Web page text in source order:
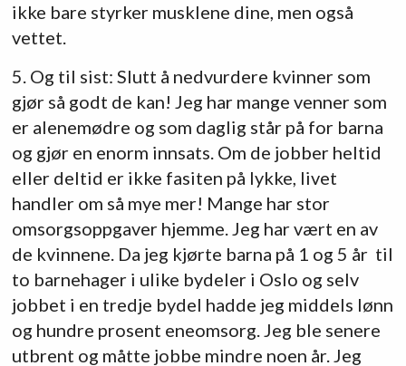
ikke bare styrker musklene dine, men også
vettet.
5. Og til sist: Slutt å nedvurdere kvinner som
gjør så godt de kan! Jeg har mange venner som
er alenemødre og som daglig står på for barna
og gjør en enorm innsats. Om de jobber heltid
eller deltid er ikke fasiten på lykke, livet
handler om så mye mer! Mange har stor
omsorgsoppgaver hjemme. Jeg har vært en av
de kvinnene. Da jeg kjørte barna på 1 og 5 år til
to barnehager i ulike bydeler i Oslo og selv
jobbet i en tredje bydel hadde jeg middels lønn
og hundre prosent eneomsorg. Jeg ble senere
utbrent og måtte jobbe mindre noen år. Jeg